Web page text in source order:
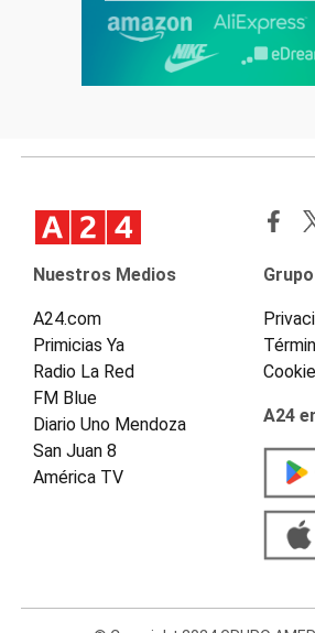
Nuestros Medios
A24.com
Primicias Ya
Radio La Red
FM Blue
Diario Uno Mendoza
San Juan 8
América TV
A24